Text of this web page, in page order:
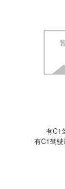
有C1
有C1驾